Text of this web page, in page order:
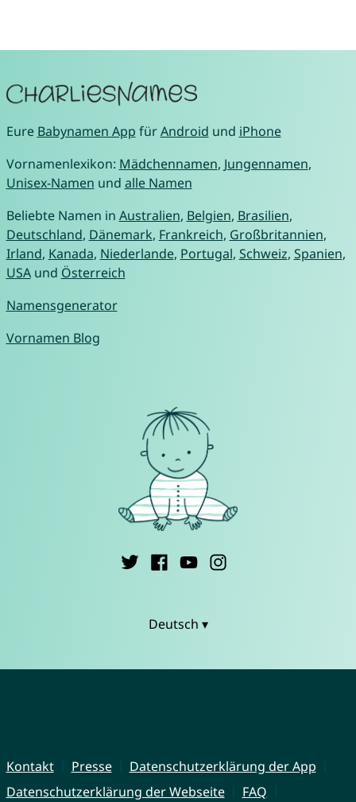
Eure Babynamen App fürAndroid und iPhone
Vornamenlexikon: Mädchennamen, Jungennamen,
Unisex-Namen und alle Namen
Beliebte Namen in Australien, Belgien, Brasilien,
Deutschland, Dänemark, Frankreich, Großbritannien,
Irland, Kanada, Niederlande, Portugal, Schweiz, Spanien,
USAund Österreich
Namensgenerator
Vornamen Blog
Deutsch ▾
Kontakt Presse
Datenschutzerklärung der App
Datenschutzerklärung der Webseite
FAQ